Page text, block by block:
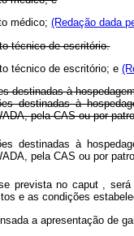
médico;(Redação dada
técnico de escritório.
técnico de escritório; e
destinadas à
destinadas à
pela CAS ou por
destinadas à
pela CAS ou por
prevista no caput , será
e as condições
a apresentação de